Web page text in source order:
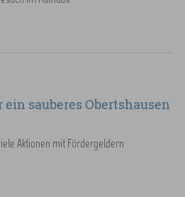
sauberes Obertshausen
Aktionen mit Fördergeldern